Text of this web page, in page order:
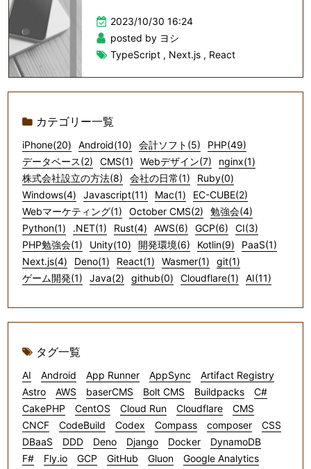
2023/10/30 16:24
posted by ヨシ
TypeScript, Next.js, React
カテゴリー一覧
iPhone(20) Android(10) 会計ソフト(5)
PHP(49)
データベース(2)
CMS(1) Webデザイン(7)
nginx(1)
株式会社設立の方法(8)
会社の日常(1)
Ruby(0)
Windows(4)
Javascript(11) Mac(1)
EC-CUBE(2)
Webマーケティング(1)
October CMS(2)
勉強会(4)
Python(1)
.NET(1) Rust(4) AWS(6) GCP(6)
CI(3)
PHP勉強会(1)
Unity(10) 開発環境(6) Kotlin(9)
PaaS(1)
Next.js(4)
Deno(1) React(1) Wasmer(1)
git(1)
ゲーム開発(1)
Java(2) github(0) Cloudflare(1) AI(11)
タグ一覧
AI Android App Runner AppSync
Artifact Registry
Astro
AWS baserCMS Bolt CMS Buildpacks
C#
CakePHP
CentOS Cloud Run Cloudflare
CMS
CNCF
CodeBuild Codex Compass composer
CSS
DBaaS
DDD Deno Django Docker
DynamoDB
F#
Fly.io GCP GitHub Gluon
Google Analytics